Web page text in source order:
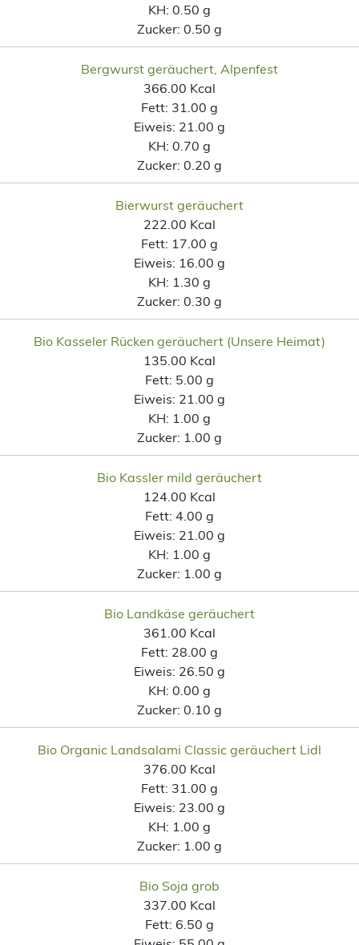
KH: 0.50 g
Zucker: 0.50 g
Bergwurst geräuchert, Alpenfest
366.00 Kcal
Fett: 31.00 g
Eiweis: 21.00 g
KH: 0.70 g
Zucker: 0.20 g
Bierwurst geräuchert
222.00 Kcal
Fett: 17.00 g
Eiweis: 16.00 g
KH: 1.30 g
Zucker: 0.30 g
Bio Kasseler Rücken geräuchert (Unsere Heimat)
135.00 Kcal
Fett: 5.00 g
Eiweis: 21.00 g
KH: 1.00 g
Zucker: 1.00 g
Bio Kassler mild geräuchert
124.00 Kcal
Fett: 4.00 g
Eiweis: 21.00 g
KH: 1.00 g
Zucker: 1.00 g
Bio Landkäse geräuchert
361.00 Kcal
Fett: 28.00 g
Eiweis: 26.50 g
KH: 0.00 g
Zucker: 0.10 g
Bio Organic Landsalami Classic geräuchert Lidl
376.00 Kcal
Fett: 31.00 g
Eiweis: 23.00 g
KH: 1.00 g
Zucker: 1.00 g
Bio Soja grob
337.00 Kcal
Fett: 6.50 g